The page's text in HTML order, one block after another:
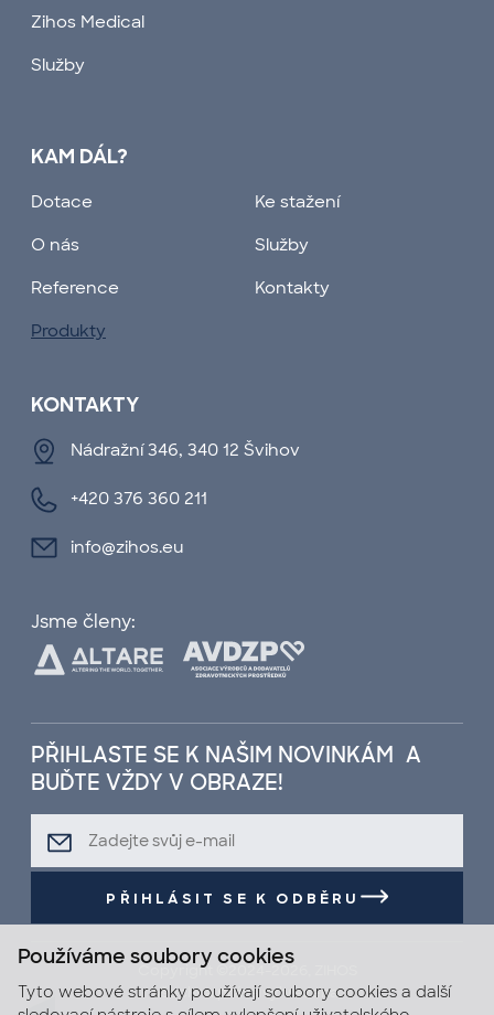
Používáme soubory cookies
Tyto webové stránky používají soubory cookies a další
Zihos Medical
Služby
KAM DÁL?
Dotace
O nás
Reference
Produkty
Ke stažení
Služby
Kontakty
KONTAKTY
Nádražní 346, 340 12 Švihov
+420 376 360 211
info@zihos.eu
Jsme členy:
PŘIHLASTE SE K NAŠIM NOVINKÁM A
BUĎTE VŽDY V OBRAZE!
PŘIHLÁSIT SE K ODBĚRU
Copyright ©2024-2026, ZIHOS
Všechna práva vyhrazena.